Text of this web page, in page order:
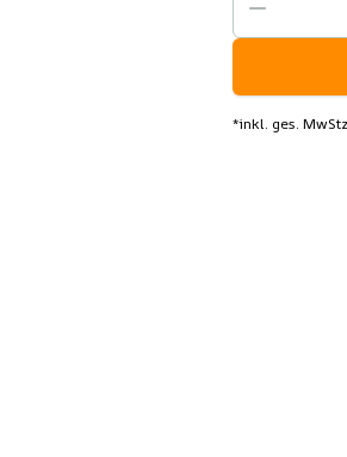
*inkl. ges. MwSt